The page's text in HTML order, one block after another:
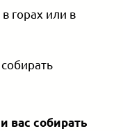
горах или в
вас собирать